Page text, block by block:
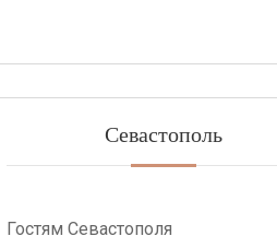
Севастополь
Гостям Севастополя